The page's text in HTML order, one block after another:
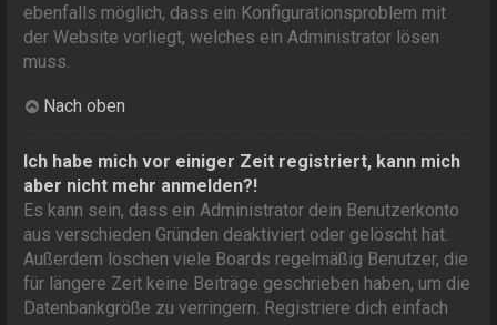
ebenfalls möglich, dass ein Konfigurationsproblem mit
der Website vorliegt, welches ein Administrator lösen
muss.
Nach oben
Ich habe mich vor einiger Zeit registriert, kann mich
aber nicht mehr anmelden?!
Es kann sein, dass ein Administrator dein Benutzerkonto
aus verschieden Gründen deaktiviert oder gelöscht hat.
Außerdem löschen viele Boards regelmäßig Benutzer, die
für längere Zeit keine Beiträge geschrieben haben, um die
Datenbankgröße zu verringern. Registriere dich einfach